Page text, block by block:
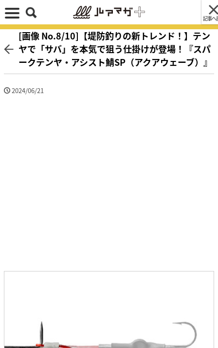
記事へ
[画像 No.8/10]【堤防釣りの新トレンド！】テン
ヤで「サバ」を本気で狙う仕掛けが登場！『スパ
ークテンヤ・アシスト鯖SP（アクアウェーブ）』
2024/06/21